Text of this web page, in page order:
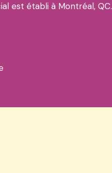
est établi à Montréal, QC.